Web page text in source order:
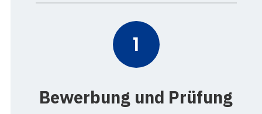
1
Bewerbung und Prüfung